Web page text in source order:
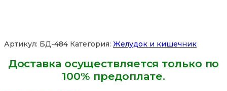
D
Pride
Артикул: БД-484 Категория: Желудок и кишечник
Доставка осуществляется только по
100% предоплате.